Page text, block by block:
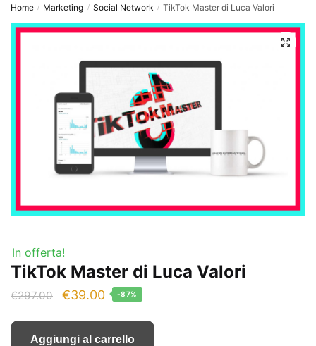
Home / Marketing / Social Network / TikTok Master di Luca Valori
In offerta!
TikTok Master di Luca Valori
€297.00
Il
originale
€39.00Il
attuale
-87%
Aggiungi al carrello